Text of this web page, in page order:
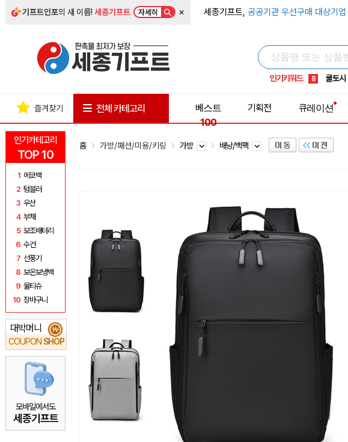
기프트인포의 새 이름!세종기프트 자세히 × 세종기프트, 공공기관 우선구매 대상기업
인기키워드
5 키캡
8 쿨토시
9 넥쿨러
1 선풍기
인기카테고리
TOP 10
1 에코백
2 텀블러
3 우산
4 부채
5 보조배터리
6 수건
7 선풍기
8 보온보냉백
9 물티슈
10 장바구니
대박머니
COUPON SHOP
₩
모바일에서도
세종기프트
즐겨찾기 전체 카테고리
베스트
100
기획전 큐레이션
홈 가방/패션/미용/키링 가방 배낭/백팩